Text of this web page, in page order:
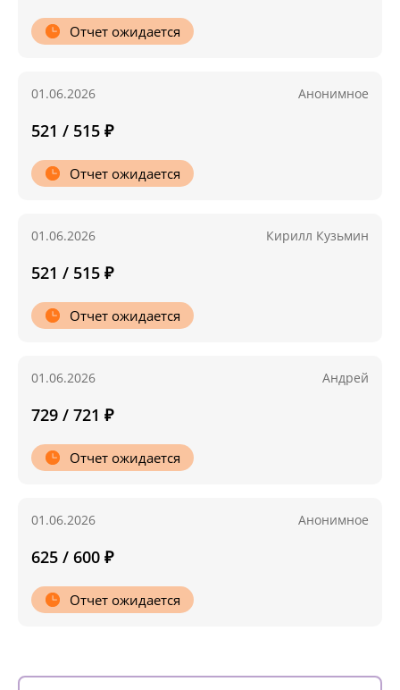
Отчет ожидается
01.06.2026 Анонимное
521 / 515 ₽
Отчет ожидается
01.06.2026 Кирилл Кузьмин
521 / 515 ₽
Отчет ожидается
01.06.2026 Андрей
729 / 721 ₽
Отчет ожидается
01.06.2026 Анонимное
625 / 600 ₽
Отчет ожидается